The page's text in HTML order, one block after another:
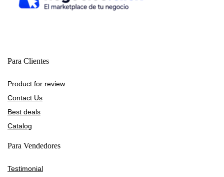
Para Clientes
Product for review
Contact Us
Best deals
Catalog
Para Vendedores
Testimonial